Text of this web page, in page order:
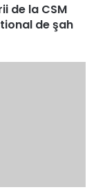
de la CSM
de şah